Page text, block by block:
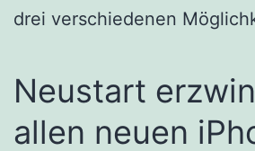
drei verschiedenen
Neustart
allen neuen